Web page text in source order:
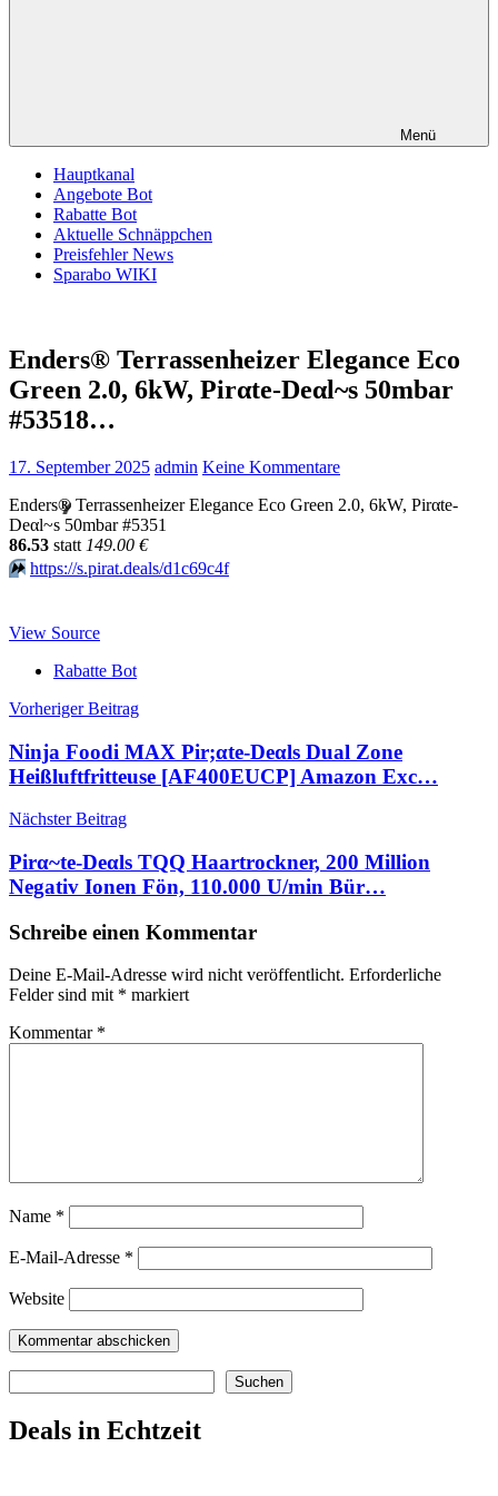
Menü
Hauptkanal
Angebote Bot
Rabatte Bot
Aktuelle Schnäppchen
Preisfehler News
Sparabo WIKI
Enders® Terrassenheizer Elegance Eco
Green 2.0, 6kW, Pirαtе-Dеαl~s 50mbar
#53518…
17. September 2025 admin Keine Kommentare
Enders® Terrassenheizer Elegance Eco Green 2.0, 6kW, Pirαtе-
Dеαl~s 50mbar #5351
86.53 statt 149.00 €
⏩️ https://s.pirat.deals/d1c69c4f
View Source
Rabatte Bot
Beitragsnavigation
Vorheriger Beitrag
Ninja Foodi MAX Pir;αtе-Dеαls Dual Zone
Heißluftfritteuse [AF400EUCP] Amazon Exc…
Nächster Beitrag
Pirα~tе-Dеαls TQQ Haartrockner, 200 Million
Negativ Ionen Fön, 110.000 U/min Bür…
Schreibe einen Kommentar
Deine E-Mail-Adresse wird nicht veröffentlicht. Erforderliche
Felder sind mit * markiert
Kommentar *
Name *
E-Mail-Adresse *
Website
Suchen
Deals in Echtzeit